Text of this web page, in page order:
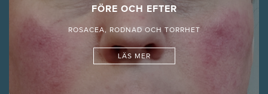
FÖRE OCH EFTER
ROSACEA, RODNAD OCH TORRHET
LÄS MER